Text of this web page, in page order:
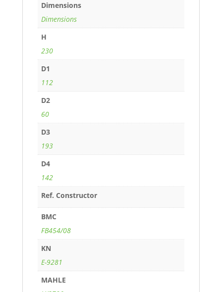
Dimensions
Dimensions
H
230
D1
112
D2
60
D3
193
D4
142
Ref. Constructor
BMC
FB454/08
KN
E-9281
MAHLE